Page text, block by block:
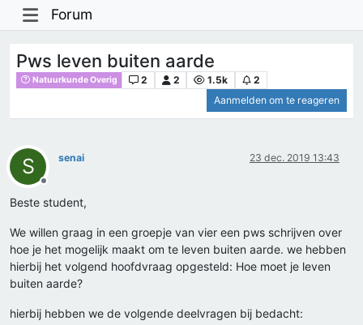
Forum
Pws leven buiten aarde
Natuurkunde Overig 2 2 1.5k
2
Aanmelden om te reageren
S
Offline
senai 23 dec. 2019 13:43
Beste student,
We willen graag in een groepje van vier een pws schrijven over
hoe je het mogelijk maakt om te leven buiten aarde. we hebben
hierbij het volgend hoofdvraag opgesteld: Hoe moet je leven
buiten aarde?
hierbij hebben we de volgende deelvragen bij bedacht: